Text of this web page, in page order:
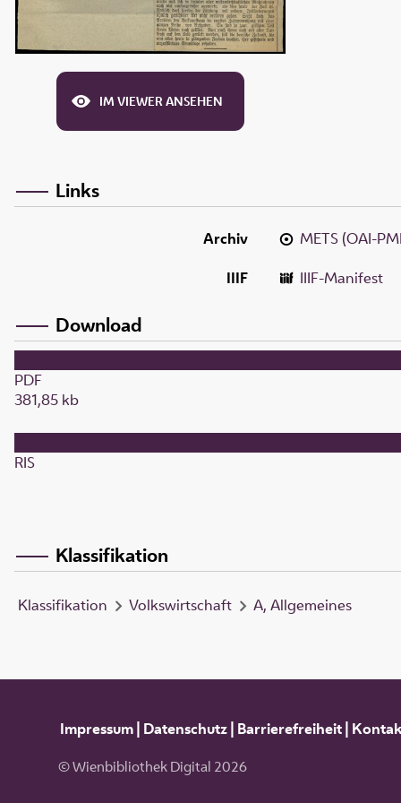
IM VIEWER ANSEHEN
Links
Archiv
METS (OAI-
IIIF
IIIF-Manifest
Download
PDF
381,85 kb
RIS
Klassifikation
Klassifikation Volkswirtschaft A, Allgemeines
Impressum| Datenschutz| Barrierefreiheit|
© Wienbibliothek Digital 2026